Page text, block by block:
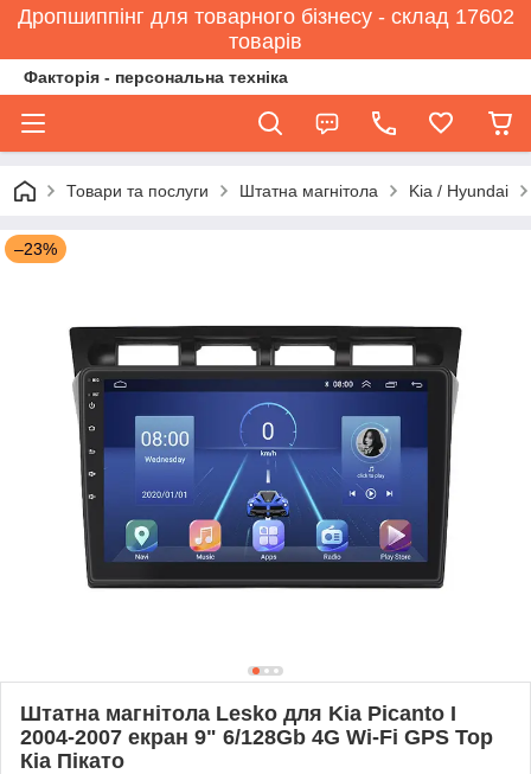
Дропшиппінг для товарного бізнесу - склад 17602
товарів
Факторія - персональна техніка
Товари та послуги Штатна магнітола Kia / Hyundai
–23%
Штатна магнітола Lesko для Kia Picanto I
2004-2007 екран 9" 6/128Gb 4G Wi-Fi GPS Top
Кіа Пікато